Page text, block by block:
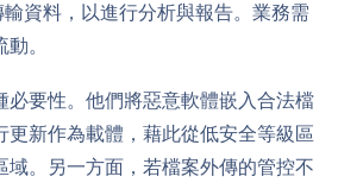
資料，以進行分析與報告。業務需
。
必要性。他們將惡意軟體嵌入合法檔
更新作為載體，藉此從低安全等級區
域。另一方面，若檔案外傳的管控不